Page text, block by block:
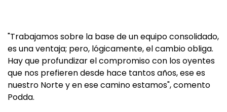
"Trabajamos sobre la base de un equipo consolidado,
es una ventaja; pero, lógicamente, el cambio obliga.
Hay que profundizar el compromiso con los oyentes
que nos prefieren desde hace tantos años, ese es
nuestro Norte y en ese camino estamos", comento
Podda.